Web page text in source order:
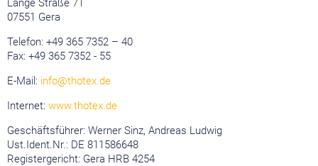
07551 Gera
Telefon: +49 365 7352 – 40
Fax: +49 365 7352 - 55
E-Mail: info@thotex.de
Internet: www.thotex.de
Geschäftsführer: Werner Sinz, Andreas Ludwig
Ust.Ident.Nr.: DE 811586648
Registergericht: Gera HRB 4254